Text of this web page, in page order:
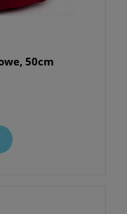
50cm